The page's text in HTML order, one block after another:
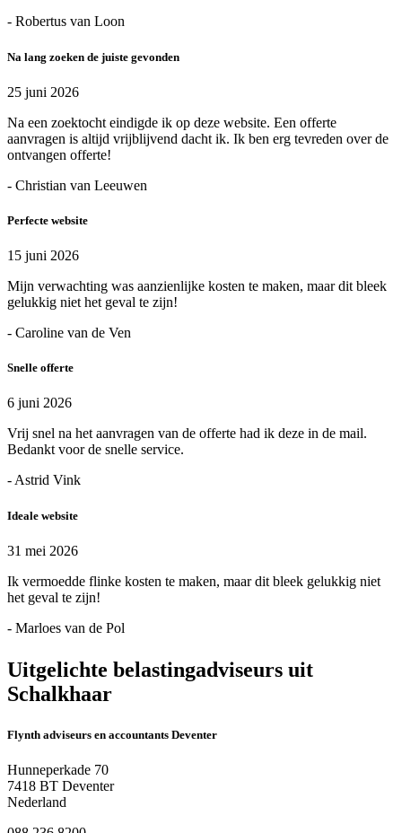
- Robertus van Loon
Na lang zoeken de juiste gevonden
25 juni 2026
Na een zoektocht eindigde ik op deze website. Een offerte
aanvragen is altijd vrijblijvend dacht ik. Ik ben erg tevreden over de
ontvangen offerte!
- Christian van Leeuwen
Perfecte website
15 juni 2026
Mijn verwachting was aanzienlijke kosten te maken, maar dit bleek
gelukkig niet het geval te zijn!
- Caroline van de Ven
Snelle offerte
6 juni 2026
Vrij snel na het aanvragen van de offerte had ik deze in de mail.
Bedankt voor de snelle service.
- Astrid Vink
Ideale website
31 mei 2026
Ik vermoedde flinke kosten te maken, maar dit bleek gelukkig niet
het geval te zijn!
- Marloes van de Pol
Uitgelichte belastingadviseurs uit
Schalkhaar
Flynth adviseurs en accountants Deventer
Hunneperkade 70
7418 BT Deventer
Nederland